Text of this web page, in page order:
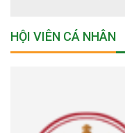
HỘI VIÊN CÁ NHÂN